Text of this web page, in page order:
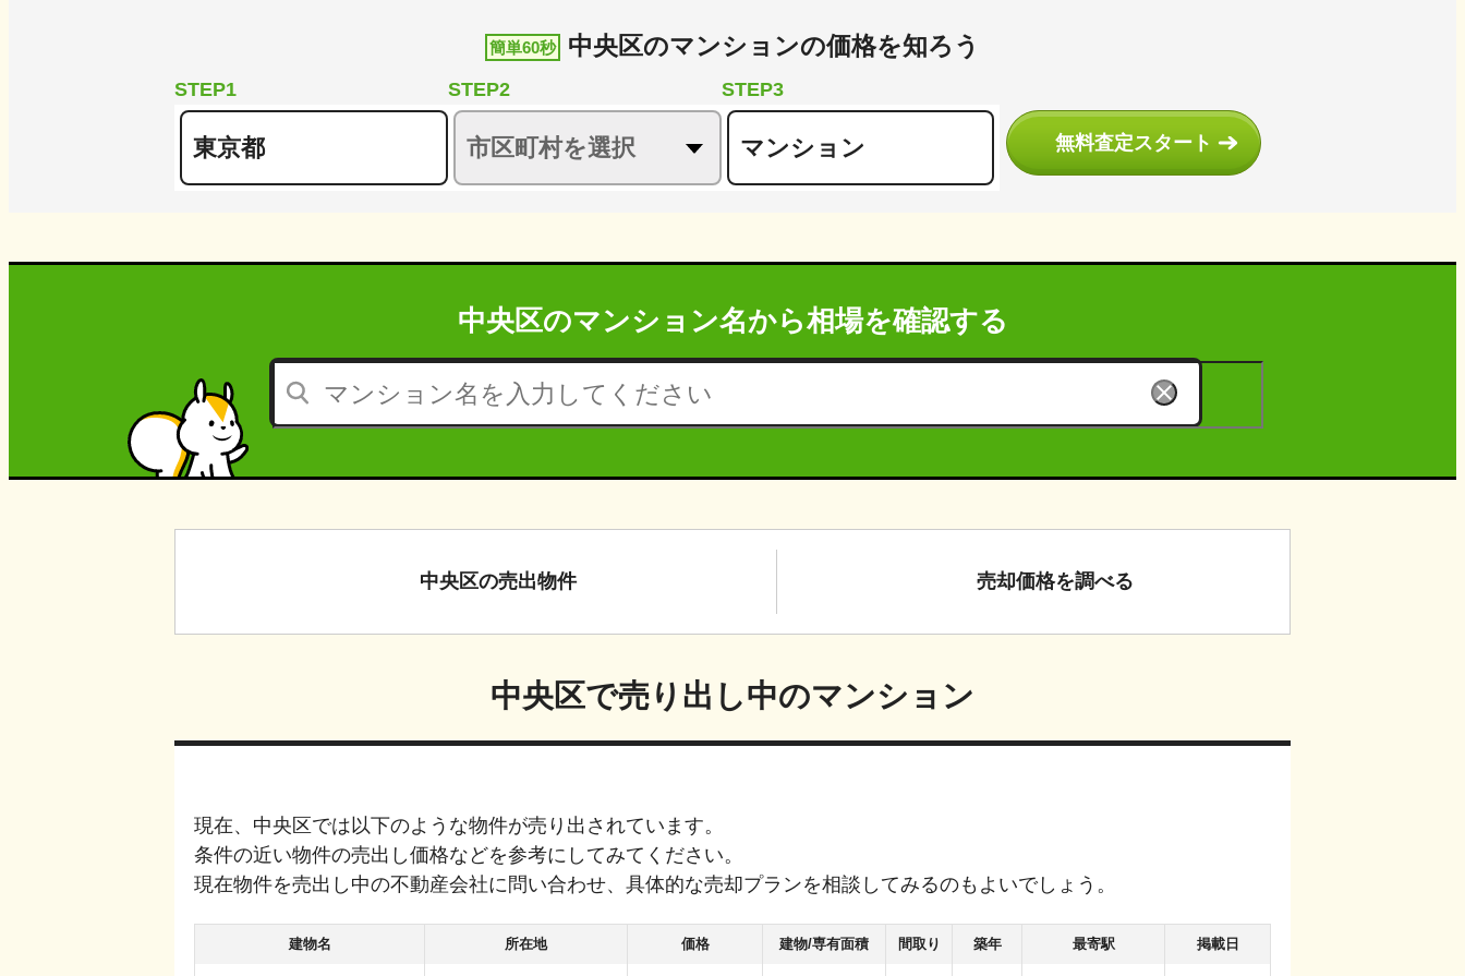
簡単60秒 中央区のマンションの価格を知ろう
STEP1 STEP2 STEP3
無料査定スタート
中央区のマンション名から相場を確認する
中央区の売出物件 売却価格を調べる
中央区で売り出し中のマンション
現在、 中央区では以下のような物件が売り出されています。
条件の近い物件の売出し価格などを参考にしてみてください。
現在物件を売出し中の不動産会社に問い合わせ、具体的な売却プランを相談してみるのもよいでしょう。
建物名 所在地 価格 建物/専有面積 間取り 築年 最寄駅 掲載日